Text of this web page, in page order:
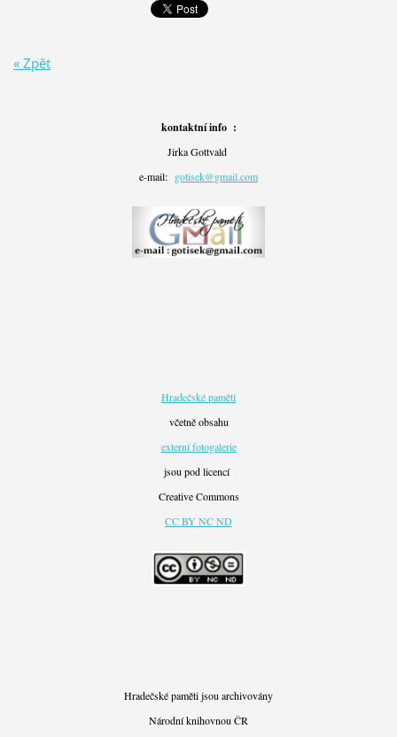
« Zpět
kontaktní info :
Jirka Gottvald
e-mail: gotisek@gmail.com
Hradečské paměti
včetně obsahu
externí fotogalerie
jsou pod licencí
Creative Commons
CC BY NC ND
Hradečské paměti jsou archivovány
Národní knihovnou ČR